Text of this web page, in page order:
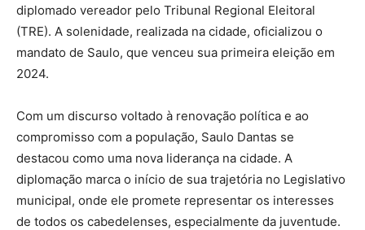
diplomado vereador pelo Tribunal Regional Eleitoral
(TRE). A solenidade, realizada na cidade, oficializou o
mandato de Saulo, que venceu sua primeira eleição em
2024.
Com um discurso voltado à renovação política e ao
compromisso com a população, Saulo Dantas se
destacou como uma nova liderança na cidade. A
diplomação marca o início de sua trajetória no Legislativo
municipal, onde ele promete representar os interesses
de todos os cabedelenses, especialmente da juventude.